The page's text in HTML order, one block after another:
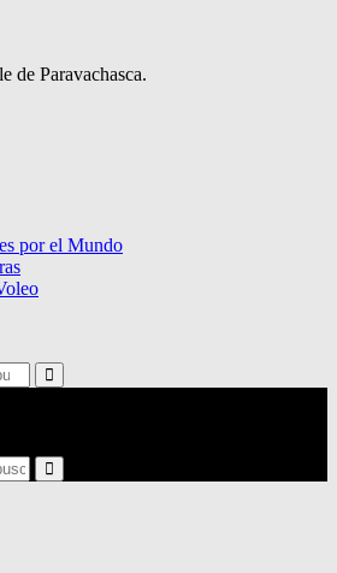
de Paravachasca.
por el Mundo
Search
Search